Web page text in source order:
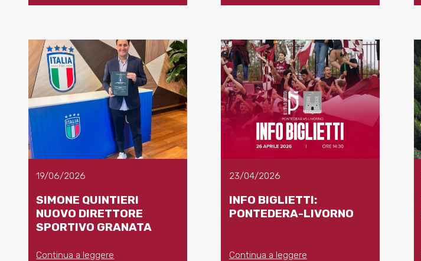
19/06/2026
SIMONE QUINTIERI
NUOVO DIRETTORE
SPORTIVO GRANATA
Continua a leggere
23/04/2026
INFO BIGLIETTI:
PONTEDERA-LIVORNO
Continua a leggere